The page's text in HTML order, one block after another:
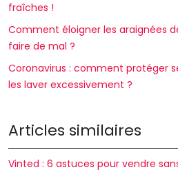
fraîches !
Comment éloigner les araignées
faire de mal ?
Coronavirus : comment protéger
les laver excessivement ?
Articles similaires
Vinted : 6 astuces pour vendre